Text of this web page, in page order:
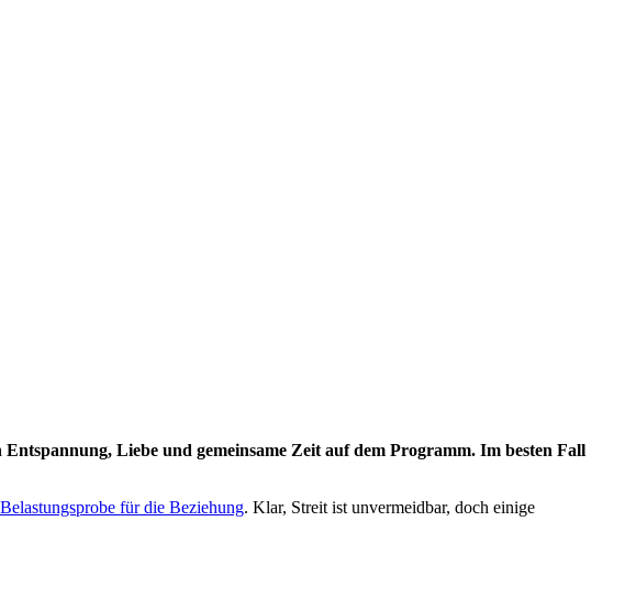
Liebe und gemeinsame Zeit auf dem Programm. Im besten Fall
für die Beziehung. Klar, Streit ist unvermeidbar, doch einige